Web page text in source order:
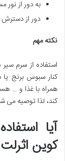
به دور از
دور از دسترش
نکته مهم
استفاده از سرم
کنار سبوس برنج
همراه با غذا و …
کند، لذا توصیه می
آیا
کوین